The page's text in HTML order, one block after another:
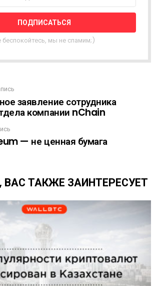
беспокойтесь, мы не спамим;)
заявление сотрудника
компании nChain
— не ценная бумага
ТАКЖЕ ЗАИНТЕРЕСУЕТ